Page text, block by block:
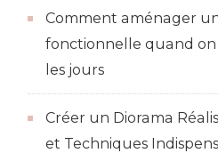
Comment aménager
fonctionnelle quand on
les jours
Créer un Diorama
et Techniques